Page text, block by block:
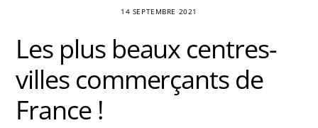
14 SEPTEMBRE 2021
Les plus beaux centres-
villes commerçants de
France !